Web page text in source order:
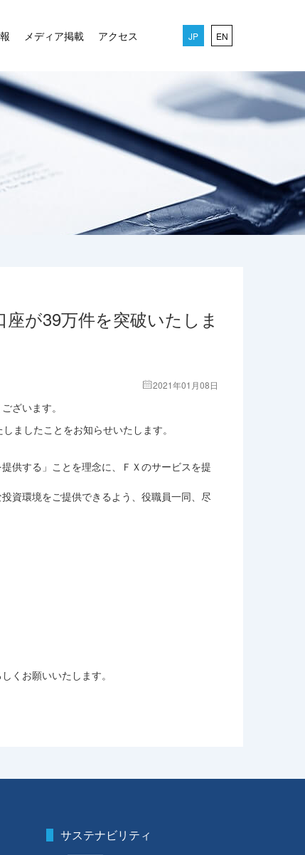
メディア掲載 アクセス JP EN
座が39万件を突破いたしま
2021年01月08日
ざいます。
ましたことをお知らせいたします。
供する」ことを理念に、ＦＸのサービスを提
資環境をご提供できるよう、役職員一同、尽
くお願いいたします。
サステナビリティ